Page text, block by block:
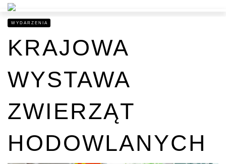
WYDARZENIA
KRAJOWA
WYSTAWA
ZWIERZĄT
HODOWLANYCH